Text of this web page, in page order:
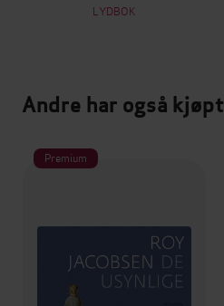
LYDBOK
Andre har også kjøpt
Premium